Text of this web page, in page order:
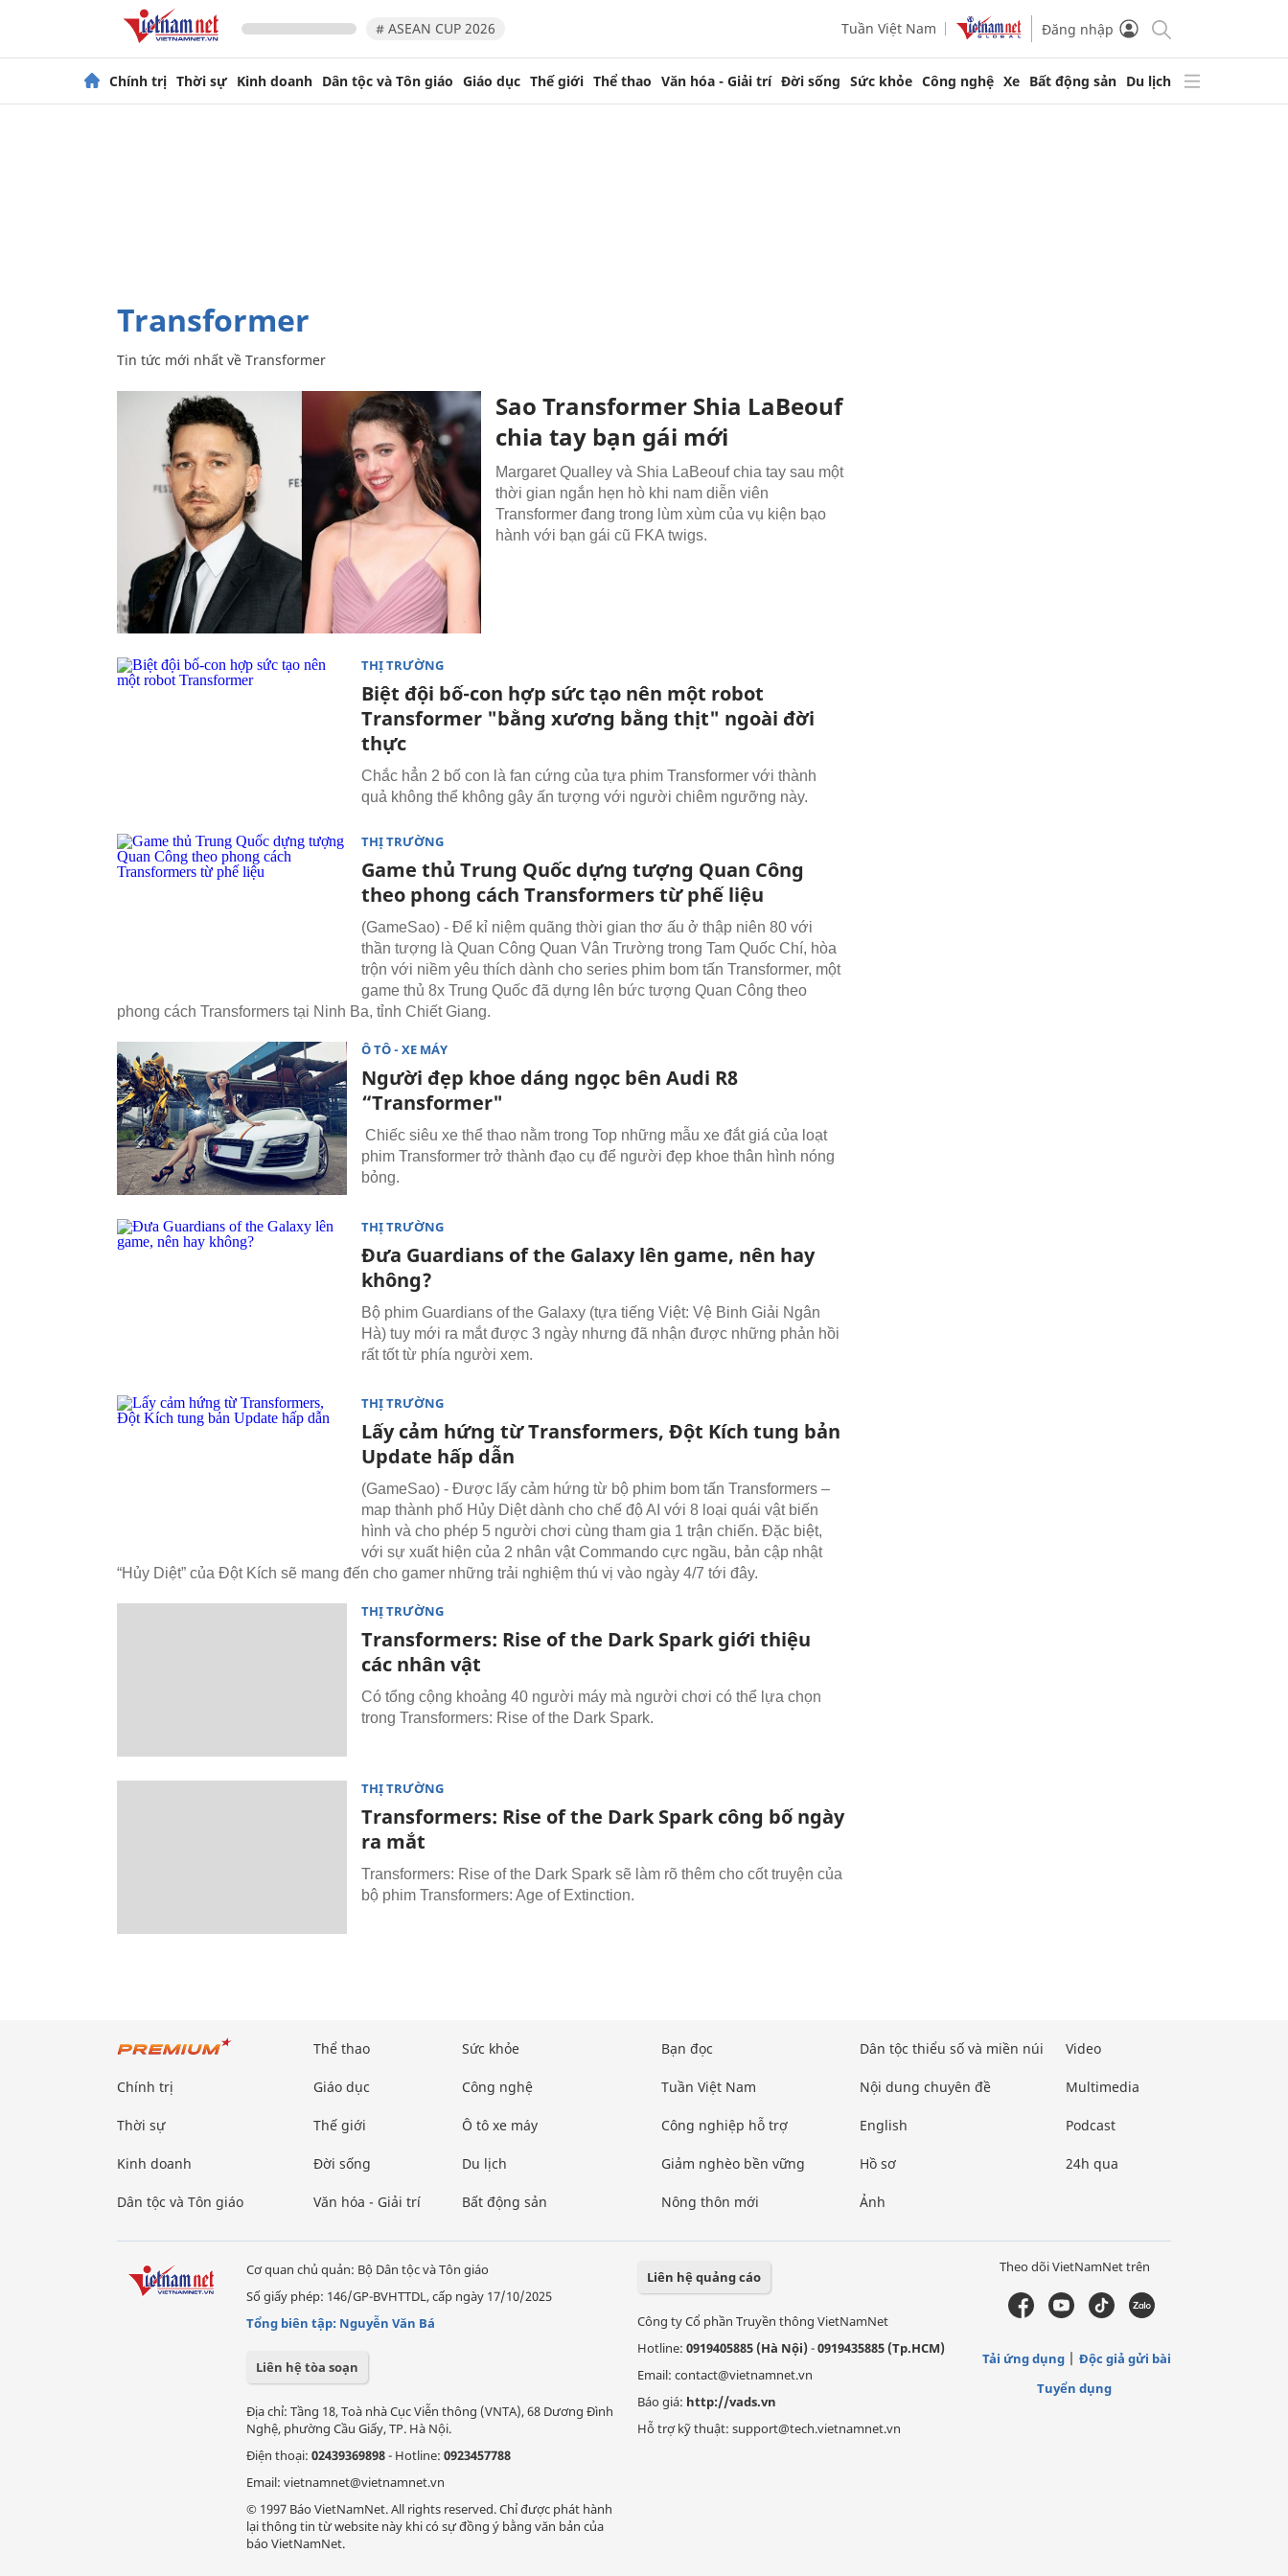
# ASEAN CUP 2026 Tuần Việt Nam Đăng nhập
Chính trị Thời sự Kinh doanh Dân tộc và Tôn giáo Giáo dục Thế giới Thể thao Văn hóa - Giải trí Đời sống Sức khỏe Công nghệ Xe Bất động sản Du lịch
Transformer
Tin tức mới nhất về Transformer
Sao Transformer Shia LaBeouf
chia tay bạn gái mới
Margaret Qualley và Shia LaBeouf chia tay sau một
thời gian ngắn hẹn hò khi nam diễn viên
Transformer đang trong lùm xùm của vụ kiện bạo
hành với bạn gái cũ FKA twigs.
THỊ TRƯỜNG
Biệt đội bố-con hợp sức tạo nên một robot
Transformer "bằng xương bằng thịt" ngoài đời
thực
Chắc hẳn 2 bố con là fan cứng của tựa phim Transformer với thành
quả không thể không gây ấn tượng với người chiêm ngưỡng này.
THỊ TRƯỜNG
Game thủ Trung Quốc dựng tượng Quan Công
theo phong cách Transformers từ phế liệu
(GameSao) - Để kỉ niệm quãng thời gian thơ ấu ở thập niên 80 với
thần tượng là Quan Công Quan Vân Trường trong Tam Quốc Chí, hòa
trộn với niềm yêu thích dành cho series phim bom tấn Transformer, một
game thủ 8x Trung Quốc đã dựng lên bức tượng Quan Công theo
phong cách Transformers tại Ninh Ba, tỉnh Chiết Giang.
Ô TÔ - XE MÁY
Người đẹp khoe dáng ngọc bên Audi R8
“Transformer"
Chiếc siêu xe thể thao nằm trong Top những mẫu xe đắt giá của loạt
phim Transformer trở thành đạo cụ để người đẹp khoe thân hình nóng
bỏng.
THỊ TRƯỜNG
Đưa Guardians of the Galaxy lên game, nên hay
không?
Bộ phim Guardians of the Galaxy (tựa tiếng Việt: Vệ Binh Giải Ngân
Hà) tuy mới ra mắt được 3 ngày nhưng đã nhận được những phản hồi
rất tốt từ phía người xem.
THỊ TRƯỜNG
Lấy cảm hứng từ Transformers, Đột Kích tung bản
Update hấp dẫn
(GameSao) - Được lấy cảm hứng từ bộ phim bom tấn Transformers –
map thành phố Hủy Diệt dành cho chế độ AI với 8 loại quái vật biến
hình và cho phép 5 người chơi cùng tham gia 1 trận chiến. Đặc biệt,
với sự xuất hiện của 2 nhân vật Commando cực ngầu, bản cập nhật
“Hủy Diệt” của Đột Kích sẽ mang đến cho gamer những trải nghiệm thú vị vào ngày 4/7 tới đây.
THỊ TRƯỜNG
Transformers: Rise of the Dark Spark giới thiệu
các nhân vật
Có tổng cộng khoảng 40 người máy mà người chơi có thể lựa chọn
trong Transformers: Rise of the Dark Spark.
THỊ TRƯỜNG
Transformers: Rise of the Dark Spark công bố ngày
ra mắt
Transformers: Rise of the Dark Spark sẽ làm rõ thêm cho cốt truyện của
bộ phim Transformers: Age of Extinction.
Chính trị
Thời sự
Kinh doanh
Dân tộc và Tôn giáo
Thể thao
Giáo dục
Thế giới
Đời sống
Văn hóa - Giải trí
Sức khỏe
Công nghệ
Ô tô xe máy
Du lịch
Bất động sản
Bạn đọc
Tuần Việt Nam
Công nghiệp hỗ trợ
Giảm nghèo bền vững
Nông thôn mới
Dân tộc thiểu số và miền núi
Nội dung chuyên đề
English
Hồ sơ
Ảnh
Video
Multimedia
Podcast
24h qua
Cơ quan chủ quản: Bộ Dân tộc và Tôn giáo
Số giấy phép: 146/GP-BVHTTDL, cấp ngày 17/10/2025
Tổng biên tập: Nguyễn Văn Bá
Liên hệ tòa soạn
Địa chỉ: Tầng 18, Toà nhà Cục Viễn thông (VNTA), 68 Dương Đình
Nghệ, phường Cầu Giấy, TP. Hà Nội.
Điện thoại: 02439369898- Hotline: 0923457788
Email: vietnamnet@vietnamnet.vn
© 1997 Báo VietNamNet. All rights reserved. Chỉ được phát hành
lại thông tin từ website này khi có sự đồng ý bằng văn bản của
báo VietNamNet.
Liên hệ quảng cáo
Công ty Cổ phần Truyền thông VietNamNet
Hotline: 0919405885 (Hà Nội)-0919435885 (Tp.HCM)
Email: contact@vietnamnet.vn
Báo giá: http://vads.vn
Hỗ trợ kỹ thuật: support@tech.vietnamnet.vn
Theo dõi VietNamNet trên
Tải ứng dụng
Độc giả gửi bài
Tuyển dụng